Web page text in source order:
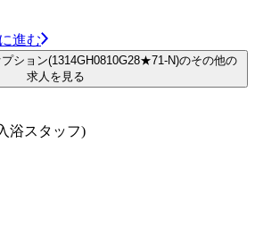
進む
ション(1314GH0810G28★71-N)のその他の
求人を見る
浴スタッフ)